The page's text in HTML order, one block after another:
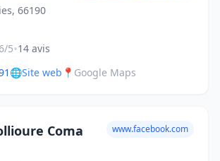
66190
5•14 avis
🌐Site web 📍 Google Maps
Coma
www.facebook.com